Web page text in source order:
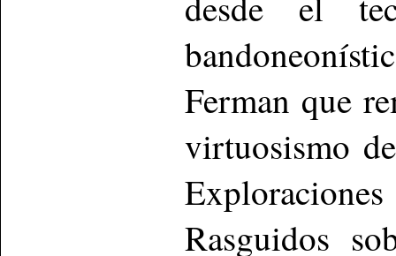
Ferman que
virtuosismo
Rasguidos